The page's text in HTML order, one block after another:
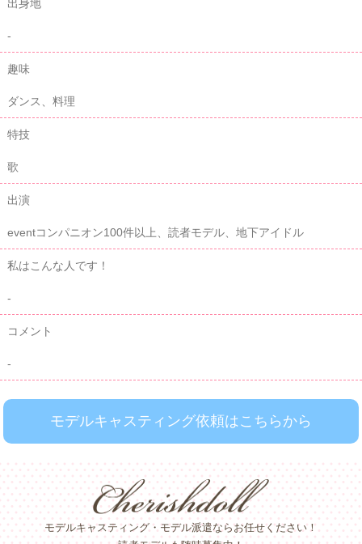
出身地
-
趣味
ダンス、料理
特技
歌
出演
eventコンパニオン100件以上、読者モデル、地下アイドル
私はこんな人です！
-
コメント
-
モデルキャスティング依頼はこちらから
モデルキャスティング・モデル派遣ならお任せください！